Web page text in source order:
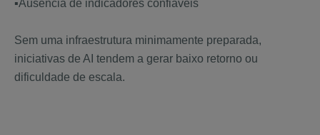
▪️Ausência de indicadores confiáveis
Sem uma infraestrutura minimamente preparada,
iniciativas de AI tendem a gerar baixo retorno ou
dificuldade de escala.